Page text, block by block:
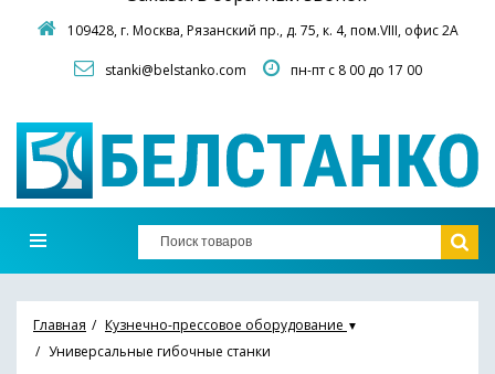
109428, г. Москва,Рязанский пр., д. 75, к. 4, пом.VIII, офис 2А
stanki@belstanko.com пн-пт с 8 00 до 17 00
Главная Кузнечно-прессовое оборудование ▼
Универсальные гибочные станки